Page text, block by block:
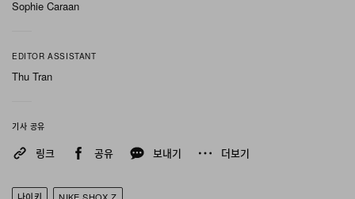
조를 지탱하는 기능적 축을 이룬다. 텍스타일은 갑피 전반
죽은 오리지널 Shox 스타일이 의존해 온 구조적 실루엣을
단단히 잡아준다. 부드러움을 향하는 텍스타일과 정교함을
에 Enigma Stone/Bleach Dry Lacquer 팔레트가 더해
져 차분한 어스 톤의 하나된 무드로 정리되며, 소재 대비가
Sophie Caraan
EDITOR ASSISTANT
Thu Tran
기사 공유
링크 공유 보내기 더보기